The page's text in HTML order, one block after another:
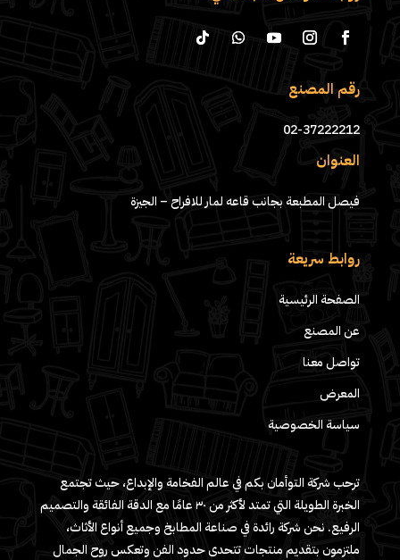
رقم المصنع
02-37222212
العنوان
فيصل المطبعة بجانب قاعه لمار للافراح – الجيزة
روابط سريعة
الصفحة الرئيسية
عن المصنع
تواصل معنا
المعرض
سياسة الخصوصية
ترحب شركة التوأمان بكم في عالم الفخامة والإبداع، حيث تجتمع
الخبرة الطويلة التي تمتد لأكثر من ٣٠ عامًا مع الدقة الفائقة والتصميم
الرفيع. نحن شركة رائدة في صناعة المطابخ وجميع أنواع الأثاث،
ملتزمون بتقديم منتجات تتحدى حدود الفن وتعكس روح الجمال